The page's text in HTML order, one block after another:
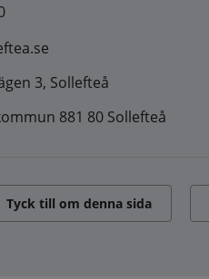
3, Sollefteå
881 80 Sollefteå
Tyck till om denna sida